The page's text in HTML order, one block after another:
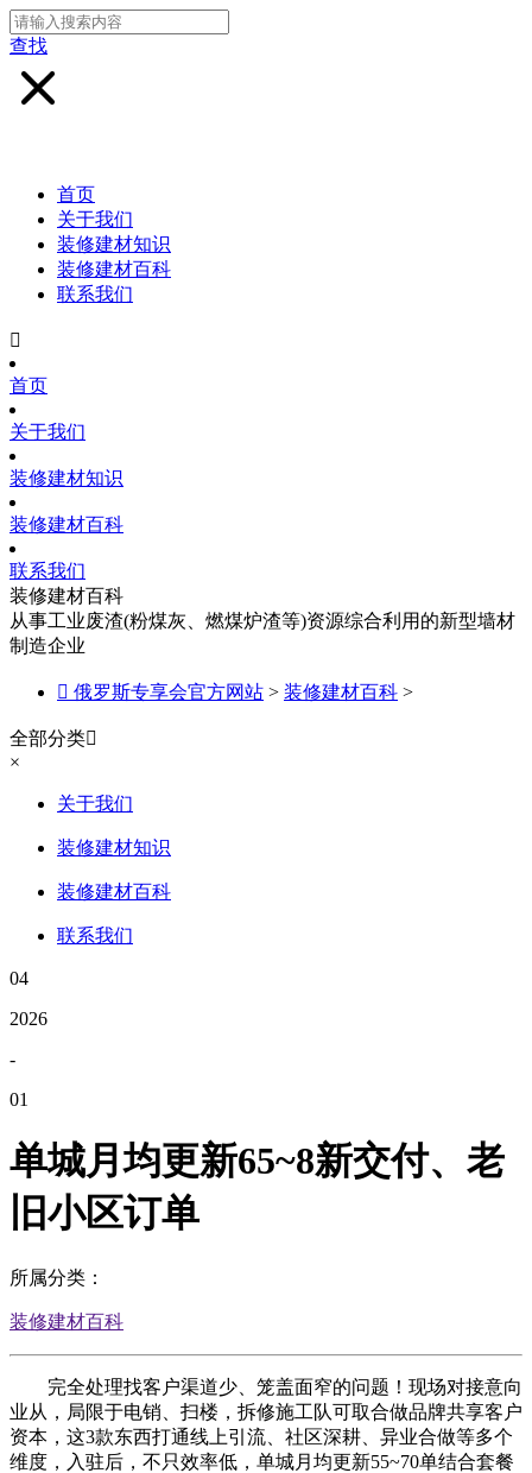
查找
首页
关于我们
装修建材知识
装修建材百科
联系我们

首页
关于我们
装修建材知识
装修建材百科
联系我们
装修建材百科
从事工业废渣(粉煤灰、燃煤炉渣等)资源综合利用的新型墙材
制造企业
 俄罗斯专享会官方网站 > 装修建材百科 >
全部分类
×
关于我们
装修建材知识
装修建材百科
联系我们
04
2026
-
01
单城月均更新65~8新交付、老
旧小区订单
所属分类：
装修建材百科
完全处理找客户渠道少、笼盖面窄的问题！现场对接意向
业从，局限于电销、扫楼，拆修施工队可取合做品牌共享客户
资本，这3款东西打通线上引流、社区深耕、异业合做等多个
维度，入驻后，不只效率低，单城月均更新55~70单结合套餐